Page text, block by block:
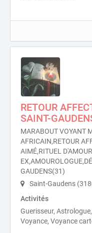
RETOUR
SAINT-
MARABOUT VOYANT
AFRICAIN,RETOUR
AIMÉ,RITUEL
GAUDENS(31)
Saint-Gaudens
Activités
Guerisseur,
Voyance, Voyance